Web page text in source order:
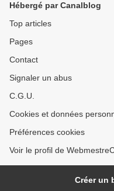
Hébergé par Canalblog
Top articles
Pages
Contact
Signaler un abus
C.G.U.
Cookies et données
Préférences cookies
Voir le profil de
Créer un